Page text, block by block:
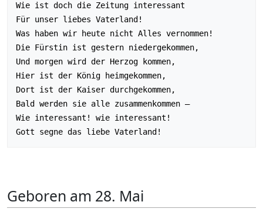
Wie ist doch die Zeitung interessant
Für unser liebes Vaterland!
Was haben wir heute nicht Alles vernommen!
Die Fürstin ist gestern niedergekommen,
Und morgen wird der Herzog kommen,
Hier ist der König heimgekommen,
Dort ist der Kaiser durchgekommen,
Bald werden sie alle zusammenkommen –
Wie interessant! wie interessant!
Geboren am 28. Mai